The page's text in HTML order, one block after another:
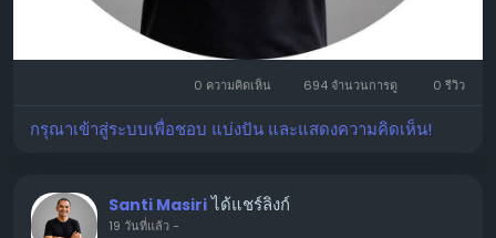
0 ความคิดเห็น 694 จำนวนการดู 0 รีวิว
กรุณาเข้าสู่ระบบเพื่อชอบ แบ่งปัน และแสดงความคิดเห็น!
Santi Masiri ได้แชร์ลิงก์
19 วันที่แล้ว-